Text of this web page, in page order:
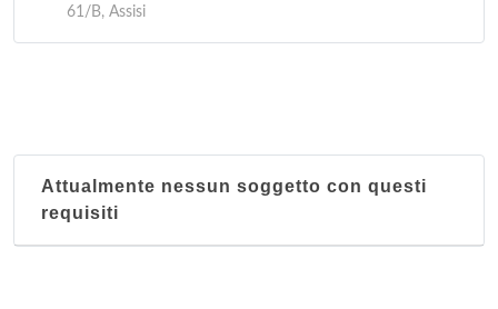
61/B, Assisi
Attualmente nessun soggetto con questi
requisiti